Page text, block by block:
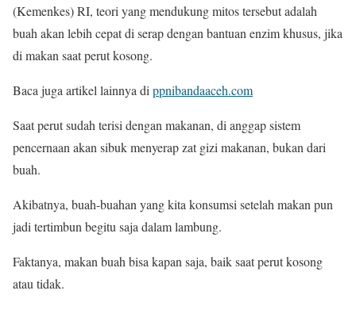
(Kemenkes) RI, teori yang mendukung mitos tersebut adalah
buah akan lebih cepat di serap dengan bantuan enzim khusus, jika
di makan saat perut kosong.
Baca juga artikel lainnya di ppnibandaaceh.com
Saat perut sudah terisi dengan makanan, di anggap sistem
pencernaan akan sibuk menyerap zat gizi makanan, bukan dari
buah.
Akibatnya, buah-buahan yang kita konsumsi setelah makan pun
jadi tertimbun begitu saja dalam lambung.
Faktanya, makan buah bisa kapan saja, baik saat perut kosong
atau tidak.